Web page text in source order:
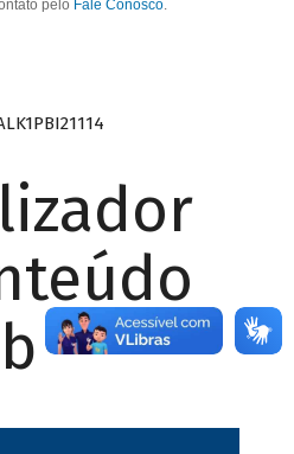
pelo Fale Conosco.